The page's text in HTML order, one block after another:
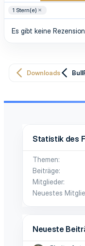
1 Stern(e)
Es gibt keine
Downloads
Statistik des
Themen
Beiträge
Mitglieder
Neuestes
Neueste